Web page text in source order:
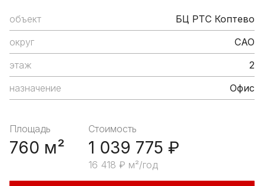
объект
БЦ РТС Коптево
округ
САО
этаж
2
назначение
Офис
Площадь
760 м²
Стоимость
1 039 775 ₽
16 418 ₽ м²/год